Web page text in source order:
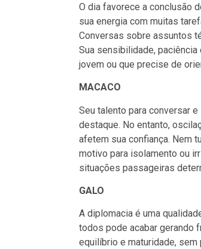
O dia favorece a conclusão
sua energia com muitas
Conversas sobre assuntos
Sua sensibilidade,
jovem ou que precise de
MACACO
Seu talento para conversar
destaque. No entanto,
afetem sua confiança. Nem
motivo para isolamento ou
situações passageiras
GALO
A diplomacia é uma
todos pode acabar gerando
equilíbrio e maturidade,